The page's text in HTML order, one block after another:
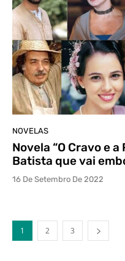
NOVELAS
Novela “O Cravo e
Batista que vai
16 De Setembro De 2022
1 2 3